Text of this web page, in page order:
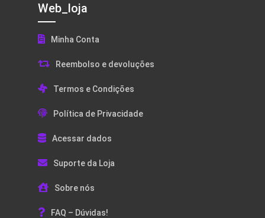
Web_loja
Minha Conta
Reembolso e devoluções
Termos e Condições
Política de Privacidade
Acessar dados
Suporte da Loja
Sobre nós
FAQ – Dúvidas!